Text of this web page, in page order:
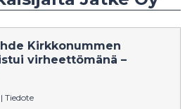
Kirkkonummen
virheettömänä –
| Tiedote